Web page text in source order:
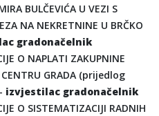
BULČEVIĆA U VEZI S
NA NEKRETNINE U BRČKO
gradonačelnik
O NAPLATI ZAKUPNINE
CENTRU GRADA (prijedlog
izvjestilac gradonačelnik
O SISTEMATIZACIJI RADNIH